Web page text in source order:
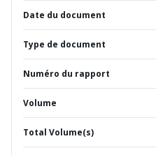
Date du document
Type de document
Numéro du rapport
Volume
Total Volume(s)